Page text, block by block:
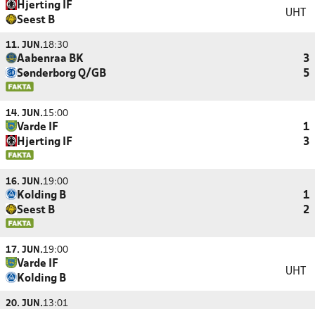
Hjerting IF
Seest B
UHT
11. JUN.18:30
Aabenraa BK
3
Sønderborg Q/GB
5
14. JUN.15:00
Varde IF
1
Hjerting IF
3
16. JUN.19:00
Kolding B
1
Seest B
2
17. JUN.19:00
Varde IF
Kolding B
UHT
20. JUN.13:01